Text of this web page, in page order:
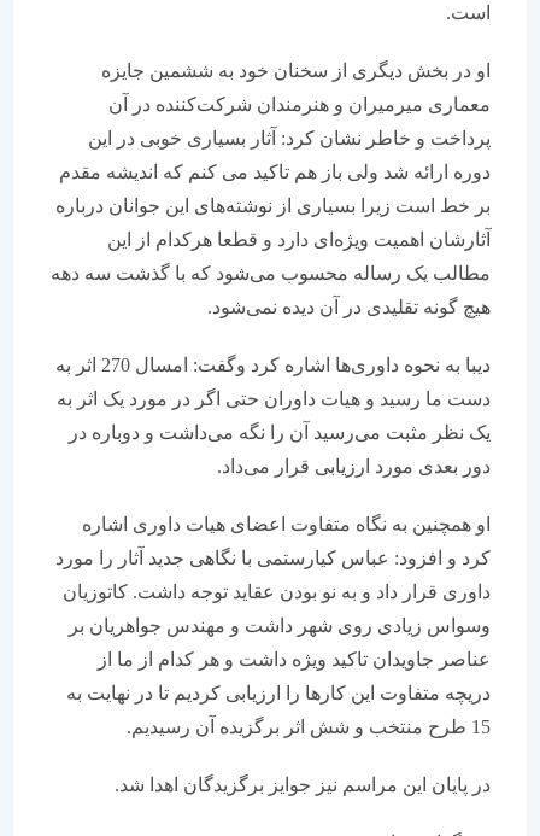
او در بخش دیگری از سخنان خود به ششمین جایزه
معماری میرمیران و هنرمندان شرکت‌کننده در آن
پرداخت و خاطر نشان کرد: آثار بسیاری خوبی در این
دوره ارائه شد ولی باز هم تاکید می کنم که اندیشه مقدم
بر خط است زیرا بسیاری از نوشته‌های این جوانان درباره
آثارشان اهمیت ویژه‌ای دارد و قطعا هرکدام از این
مطالب یک رساله محسوب می‌شود که با گذشت سه دهه
هیچ گونه تقلیدی در آن دیده نمی‌شود.
دیبا به نحوه داوری‌ها اشاره کرد وگفت: امسال 270 اثر به
دست ما رسید و هیات داوران حتی اگر در مورد یک اثر به
یک نظر مثبت می‌رسید آن را نگه می‌داشت و دوباره در
دور بعدی مورد ارزیابی قرار می‌داد.
او همچنین به نگاه متفاوت اعضای هیات داوری اشاره
کرد و افزود: عباس کیارستمی با نگاهی جدید آثار را مورد
داوری قرار داد و به نو بودن عقاید توجه داشت. کاتوزیان
وسواس زیادی روی شهر داشت و مهندس جواهریان بر
عناصر جاویدان تاکید ویژه داشت و هر کدام از ما از
دریچه متفاوت این کارها را ارزیابی کردیم تا در نهایت به
در پایان این مراسم نیز جوایز برگزیدگان اهدا شد.